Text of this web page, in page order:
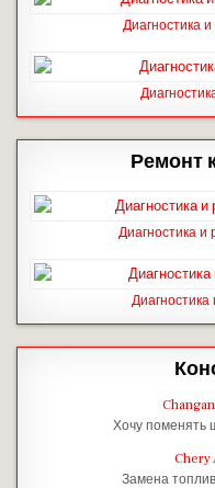
Диагностика
Ремонт
Диагностика и
Хочу поменять
Chery
Замена